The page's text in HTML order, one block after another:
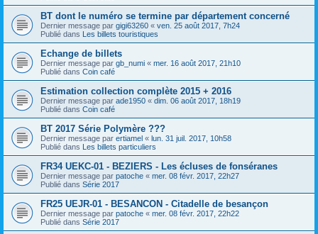
BT dont le numéro se termine par département concerné
Dernier message par gigi63260 « ven. 25 août 2017, 7h24
Publié dans Les billets touristiques
Echange de billets
Dernier message par gb_numi « mer. 16 août 2017, 21h10
Publié dans Coin café
Estimation collection complète 2015 + 2016
Dernier message par ade1950 « dim. 06 août 2017, 18h19
Publié dans Coin café
BT 2017 Série Polymère ???
Dernier message par ertiamel « lun. 31 juil. 2017, 10h58
Publié dans Les billets particuliers
FR34 UEKC-01 - BEZIERS - Les écluses de fonséranes
Dernier message par patoche « mer. 08 févr. 2017, 22h27
Publié dans Série 2017
FR25 UEJR-01 - BESANCON - Citadelle de besançon
Dernier message par patoche « mer. 08 févr. 2017, 22h22
Publié dans Série 2017